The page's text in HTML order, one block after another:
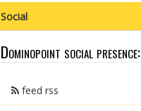
Social
Dominopoint social presence:
feed rss